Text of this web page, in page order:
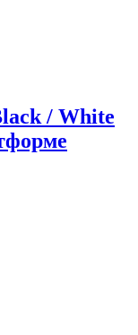
/ White